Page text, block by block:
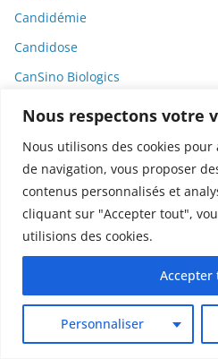
Nous respectons votre
Nous utilisons des cookies
de navigation, vous proposer
contenus personnalisés et
cliquant sur "Accepter tout",
utilisions des cookies.
Personnaliser
Accepter
Candidémie
Candidose
CanSino Biologics
Capitalisme
Cardiologie
Carte de presse
Cassava Science
Casuistique
CCIJP